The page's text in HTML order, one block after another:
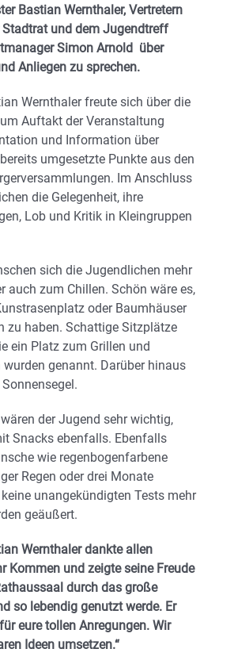
Bastian Wernthaler, Vertretern
und dem Jugendtreff
Simon Arnold über
Anliegen zu sprechen.
Wernthaler freute sich über die
Auftakt der Veranstaltung
und Information über
umgesetzte Punkte aus den
Im Anschluss
die Gelegenheit, ihre
Lob und Kritik in Kleingruppen
sich die Jugendlichen mehr
auch zum Chillen. Schön wäre es,
oder Baumhäuser
zu haben. Schattige Sitzplätze
ein Platz zum Grillen und
genannt. Darüber hinaus
der Jugend sehr wichtig,
Snacks ebenfalls. Ebenfalls
wie regenbogenfarbene
Regen oder drei Monate
unangekündigten Tests mehr
geäußert.
Wernthaler dankte allen
Kommen und zeigte seine Freude
durch das große
so lebendig genutzt werde. Er
eure tollen Anregungen. Wir
Ideen umsetzen.“